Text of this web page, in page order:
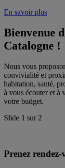
En savoir plus
Bienvenue
Catalogne !
Nous vous
convivialité et
habitation, santé,
à vous écouter et à
votre budget.
Slide 1 sur 2
Prenez rendez-